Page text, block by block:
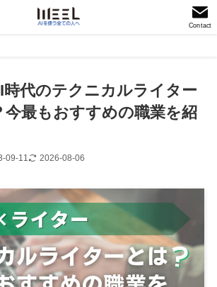
Contact
時代のテクニカルライター
今最もおすすめの職業を紹
09-11 2026-08-06